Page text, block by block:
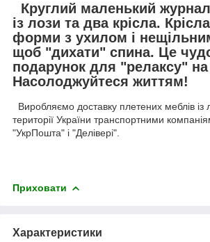
Круглий маленький
із лози та два крісла.
форми з ухилом і
щоб "дихати" спина. Це
подарунок для "релаксу" на
Насолоджуйтеся життям!
Виробляємо доставку плетених меблів із
території України транспортними
"УкрПошта" і "Делівері".
Приховати
Характеристики